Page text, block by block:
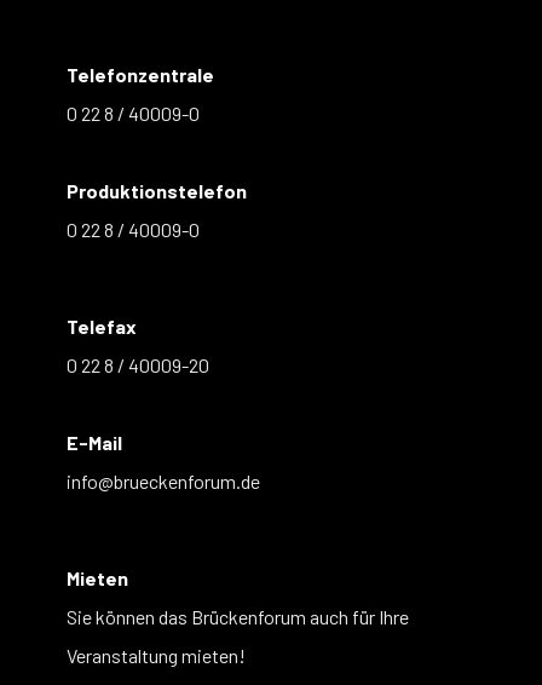
Telefonzentrale
0 22 8 / 40009-0
Produktionstelefon
0 22 8 / 40009-0
Telefax
0 22 8 / 40009-20
E-Mail
info@brueckenforum.de
Mieten
Sie können das Brückenforum auch für Ihre
Veranstaltung mieten!